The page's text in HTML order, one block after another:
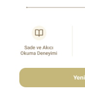
Birinci Parçası